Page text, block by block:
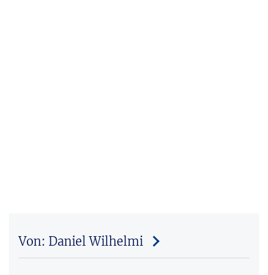
Von: Daniel Wilhelmi